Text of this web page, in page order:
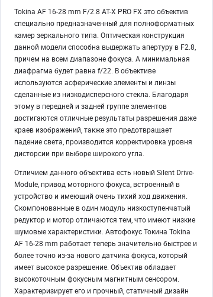
Tokina AF 16-28 mm F/2.8 AT-X PRO FX это объектив
специально предназначенный для полноформатных
камер зеркального типа. Оптическая конструкция
данной модели способна выдержать апертуру в F2.8,
причем на всем диапазоне фокуса. А минимальная
диафрагма будет равна f/22. В объективе
используются асферические элементы и линзы
сделанные из низкодисперсного стекла. Благодаря
этому в передней и задней группе элементов
достигаются отличные результаты разрешения даже
краев изображений, также это предотвращает
падение света, производится корректировка уровня
дисторсии при выборе широкого угла.
Отличием данного объектива есть новый Silent Drive-
Module, привод моторного фокуса, встроенный в
устройство и имеющий очень тихий ход движения.
Скомпонованные в один модуль низкоступенчатый
редуктор и мотор отличаются тем, что имеют низкие
шумовые характеристики. Автофокус Токина Tokina
AF 16-28 mm работает теперь значительно быстрее и
более точно из-за нового датчика фокуса, который
имеет высокое разрешение. Объектив обладает
высокоточным фокусным магнитным сенсором.
Характеризирует его и прочный, статичный дизайн